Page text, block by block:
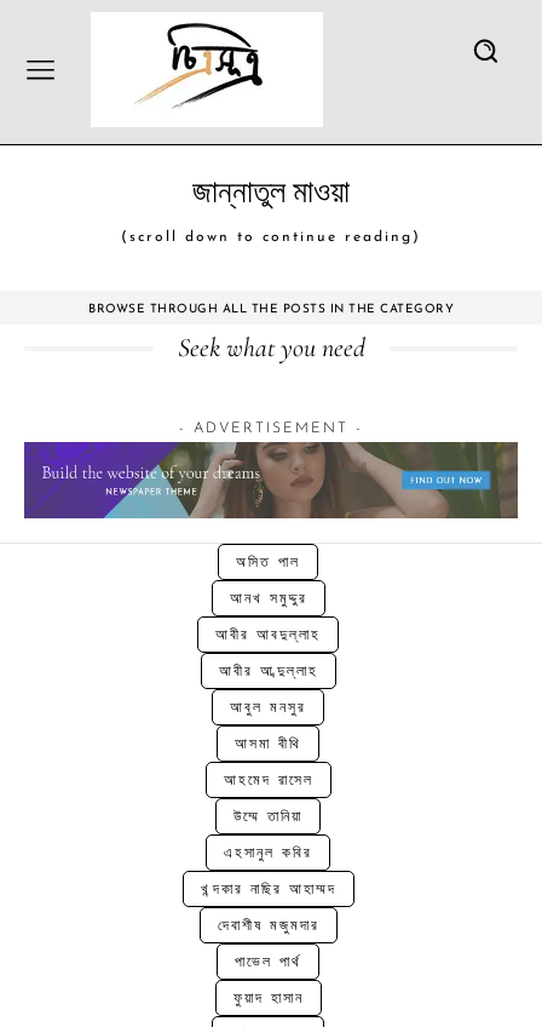
জান্নাতুল মাওয়া
(scroll down to continue reading)
BROWSE THROUGH ALL THE POSTS IN THE CATEGORY
Seek what you need
- ADVERTISEMENT -
অসিত পাল
আনখ সমুদ্দুর
আবীর আবদুল্লাহ
আবীর আব্দুল্লাহ
আবুল মনসুর
আসমা বীথি
আহমেদ রাসেল
উম্মে তানিয়া
এহসানুল কবির
খন্দকার নাছির আহাম্মদ
দেবাশীষ মজুমদার
পাভেল পার্থ
ফুয়াদ হাসান
October 30, 2022